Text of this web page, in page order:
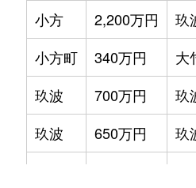
小方
2,200万円 玖
小方町
340万円 大
玖波
700万円 玖
玖波
650万円 玖